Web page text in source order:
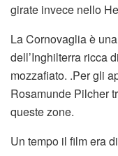
girate invece nello
La Cornovaglia è
dell’Inghilterra ricca
mozzafiato. .Per gli
Rosamunde Pilcher
queste zone.
Un tempo il film era